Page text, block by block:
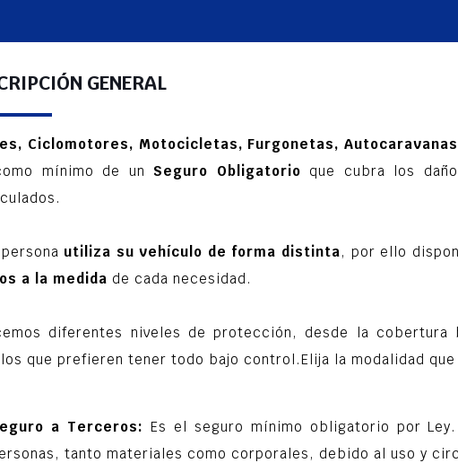
GENERAL
Ciclomotores, Motocicletas, Furgonetas,
mínimo de un Seguro Obligatorio que cubra los
utiliza su vehículo de forma distinta, por ello
a la medida de cada necesidad.
diferentes niveles de protección, desde la
que prefieren tener todo bajo control.Elija la modalidad
a Terceros: Es el seguro mínimo obligatorio por
tanto materiales como corporales, debido al uso y